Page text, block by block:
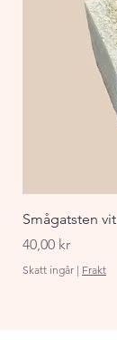
Smågatsten
Pris
40,00 kr
Skatt ingår | Frakt